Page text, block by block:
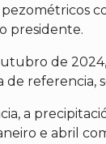
presidente.
de
de referencia,
a
e abril